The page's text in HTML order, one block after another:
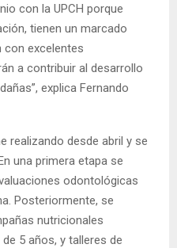
con la UPCH porque
tienen un marcado
excelentes
a contribuir al desarrollo
explica Fernando
realizando desde abril y se
una primera etapa se
odontológicas
Posteriormente, se
nutricionales
5 años, y talleres de